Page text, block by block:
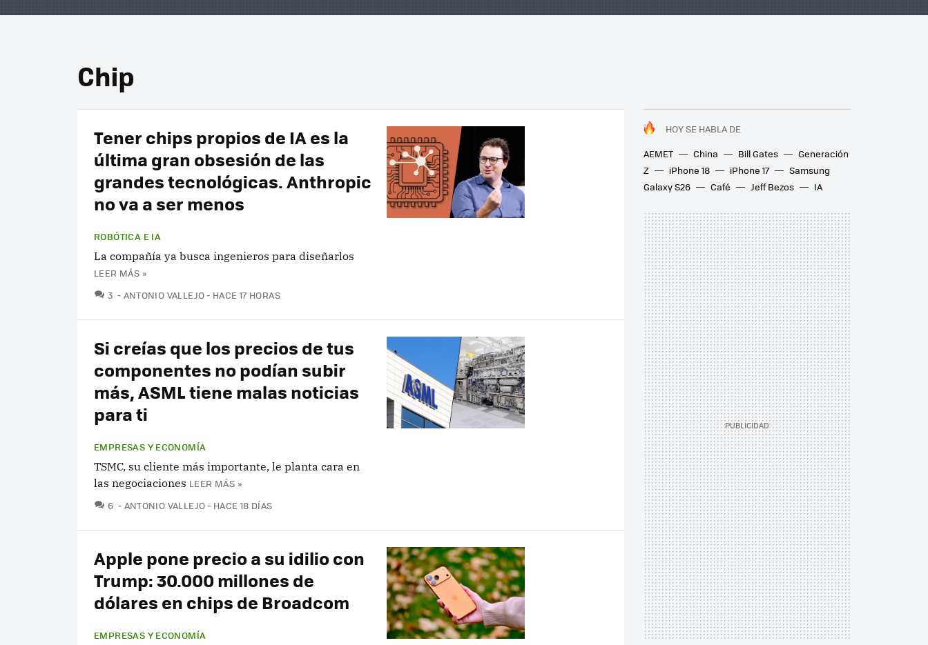
Chip
HOY SE HABLA DE
AEMET
China Bill Gates
Generación
Z
iPhone 18 iPhone 17
Samsung
Galaxy S26
Café Jeff Bezos IA
Tener chips propios de IA es la
última gran obsesión de las
grandes tecnológicas. Anthropic
no va a ser menos
ROBÓTICA E IA
La compañía ya busca ingenieros para diseñarlos
LEER MÁS »
3 COMENTARIOS
ANTONIO VALLEJO HACE 17 HORAS
Si creías que los precios de tus
componentes no podían subir
más, ASML tiene malas noticias
para ti
EMPRESAS Y ECONOMÍA
TSMC, su cliente más importante, le planta cara en
las negociaciones LEER MÁS »
6 COMENTARIOS
ANTONIO VALLEJO HACE 18 DÍAS
Apple pone precio a su idilio con
Trump: 30.000 millones de
dólares en chips de Broadcom
EMPRESAS Y ECONOMÍA